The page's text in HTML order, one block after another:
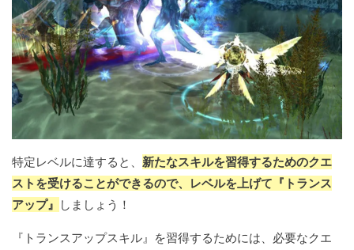
特定レベルに達すると、 新たなスキルを習得するためのクエ
ストを受けることができるので、レベルを上げて『トランス
アップ』 しましょう！
『トランスアップスキル』を習得するためには、必要なクエ